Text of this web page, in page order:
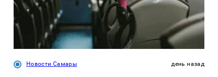
Новости Самары день назад